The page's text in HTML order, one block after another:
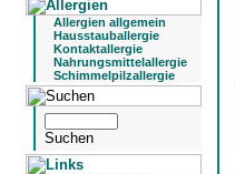
Allergien allgemein
Hausstauballergie
Kontaktallergie
Nahrungsmittelallergie
Schimmelpilzallergie